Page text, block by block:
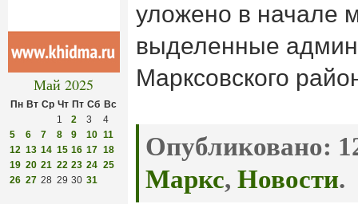
Май 2025
Пн Вт Ср Чт Пт Сб Вс
1
2 3
4
5
6 7 8 9 10 11
12 13 14 15 16 17 18
19 20 21 22 23 24 25
26 27 28 29 30 31
уложено в начале
выделенные
Марксовского
Опубликовано:
Маркс, Новости.